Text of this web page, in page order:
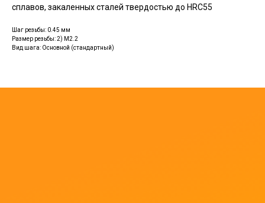
сплавов, закаленных сталей твердостью до HRC55
Шаг резьбы: 0.45 мм
Размер резьбы: 2) M2.2
Вид шага: Основной (стандартный)